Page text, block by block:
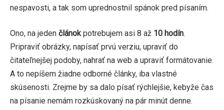
nespavosti, a tak som uprednostnil spánok pred písaním.
Ono, na jeden článokpotrebujem asi 8 až 10 hodín.
Pripraviť obrázky, napísať prvú verziu, upraviť do
čitateľnejšej podoby, nahrať na web a upraviť formátovanie.
A to nepíšem žiadne odborné články, iba vlastné
skúsenosti. Zrejme by sa dalo písať rýchlejšie, kebyže čas
na písanie nemám rozkúskovaný na pár minút denne.